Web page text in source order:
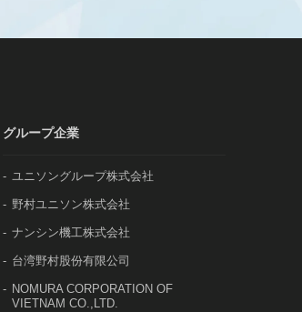
グループ企業
ユニソングループ株式会社
野村ユニソン株式会社
ナンシン機工株式会社
台湾野村股份有限公司
NOMURA CORPORATION OF
VIETNAM CO.,LTD.